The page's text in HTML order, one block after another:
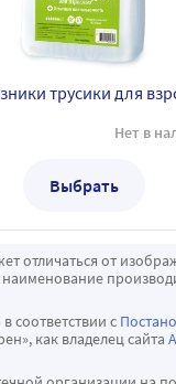
Нет в
Выбрать
отличаться от
соответствии с
как владелец сайта